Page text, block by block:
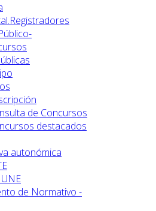
de Concursos
destacados
autonómica
de Normativo -